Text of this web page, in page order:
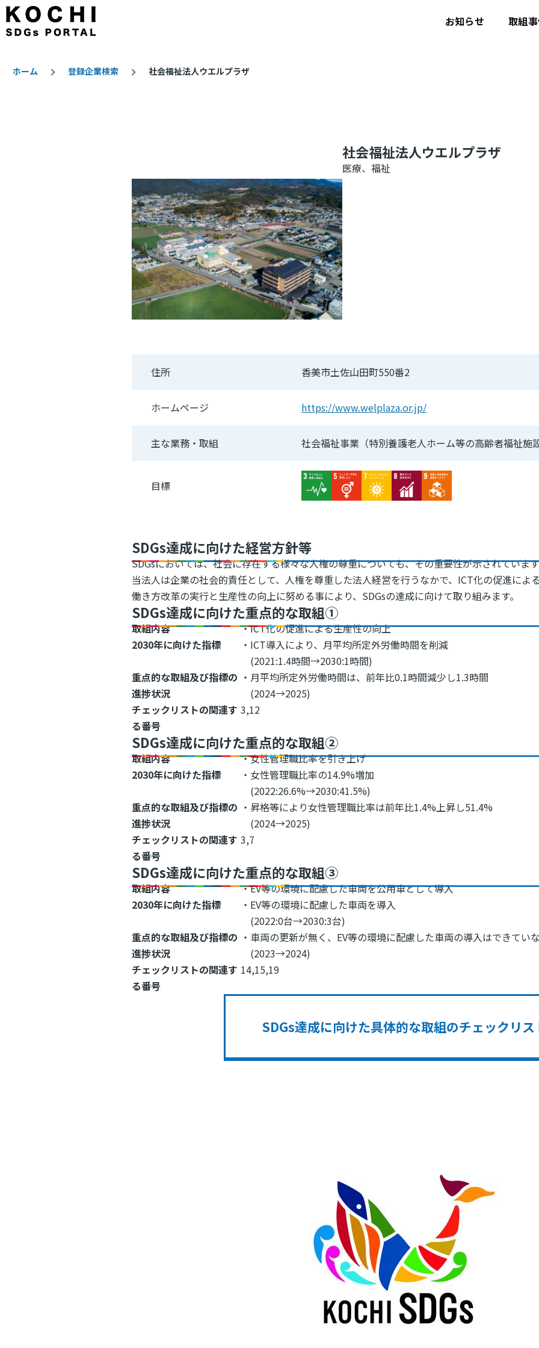
メインコンテンツに移動
お知らせ 取組
ホーム 登録企業検索 社会福祉法人ウエルプラザ
社会福祉法人ウエルプラザ
医療、福祉
住所 香美市土佐山田町550番2
ホームページ https://www.welplaza.or.jp/
主な業務・取組 社会福祉事業（特別養護老人ホーム等の高齢者福祉施
目標 Image Image Image Image Image
SDGs達成に向けた経営方針等
SDGsにおいては、社会に存在する様々な人権の尊重についても、その重要性が示されていま
当法人は企業の社会的責任として、人権を尊重した法人経営を行うなかで、ICT化の促進によ
働き方改革の実行と生産性の向上に努める事により、SDGsの達成に向けて取り組みます。
SDGs達成に向けた重点的な取組①
取組内容
・ICT化の促進による生産性の向上
2030年に向けた指標
・ICT導入により、月平均所定外労働時間を削減
(2021:1.4時間→2030:1時間)
重点的な取組及び指標の
進捗状況
・月平均所定外労働時間は、前年比0.1時間減少し1.3時間
(2024→2025)
チェックリストの関連す
る番号
3,12
SDGs達成に向けた重点的な取組②
取組内容
・女性管理職比率を引き上げ
2030年に向けた指標
・女性管理職比率の14.9%増加
(2022:26.6%→2030:41.5%)
重点的な取組及び指標の
進捗状況
・昇格等により女性管理職比率は前年比1.4%上昇し51.4%
(2024→2025)
チェックリストの関連す
る番号
3,7
SDGs達成に向けた重点的な取組③
取組内容
・EV等の環境に配慮した車両を公用車として導入
2030年に向けた指標
・EV等の環境に配慮した車両を導入
(2022:0台→2030:3台)
重点的な取組及び指標の
進捗状況
・車両の更新が無く、EV等の環境に配慮した車両の導入はできてい
(2023→2024)
チェックリストの関連す
る番号
14,15,19
SDGs達成に向けた具体的な取組のチェックリス